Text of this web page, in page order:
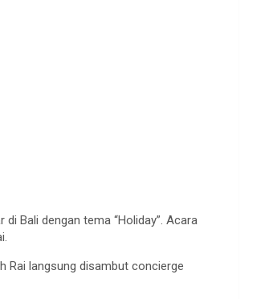
Bali dengan tema “Holiday”. Acara
Rai langsung disambut concierge